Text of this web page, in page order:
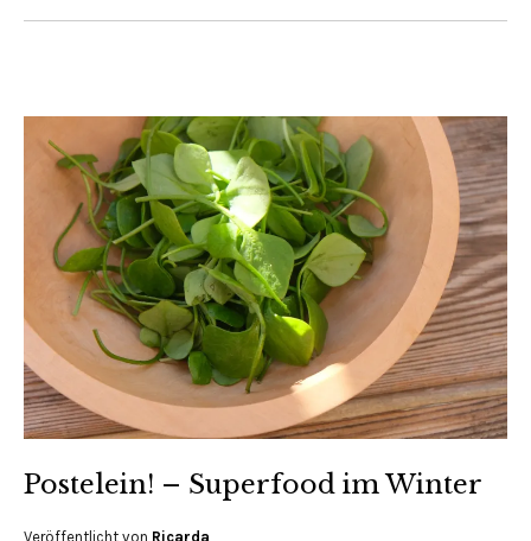
Postelein! – Superfood im Winter
Veröffentlicht von Ricarda